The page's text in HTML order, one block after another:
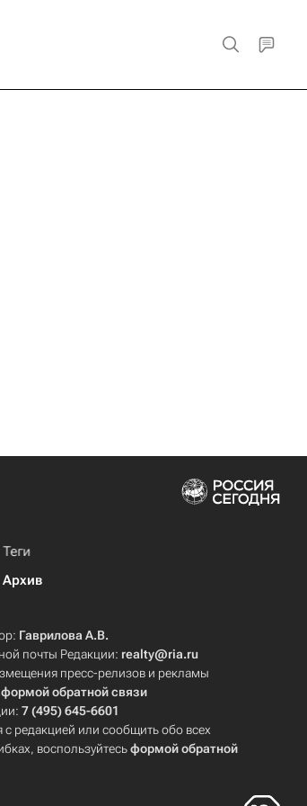
Теги
Архив
Гаврилова А.В.
почты Редакции: realty@ria.ru
пресс-релизов и рекламы
формой обратной связи
7 (495) 645-6601
с редакцией или сообщить обо всех
воспользуйтесьформой обратной